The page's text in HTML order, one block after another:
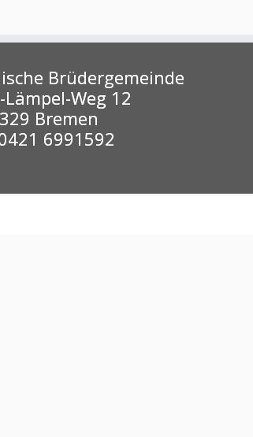
Brüdergemeinde
Weg 12
Bremen
6991592